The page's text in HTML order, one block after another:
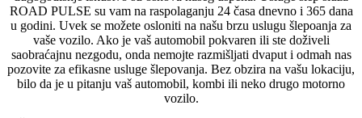
ROAD PULSE su vam na raspolaganju 24 časa dnevno i 365 dana
u godini. Uvek se možete osloniti na našu brzu uslugu šlepoanja za
vaše vozilo. Ako je vaš automobil pokvaren ili ste doživeli
saobraćajnu nezgodu, onda nemojte razmišljati dvaput i odmah nas
pozovite za efikasne usluge šlepovanja. Bez obzira na vašu lokaciju,
bilo da je u pitanju vaš automobil, kombi ili neko drugo motorno
vozilo.